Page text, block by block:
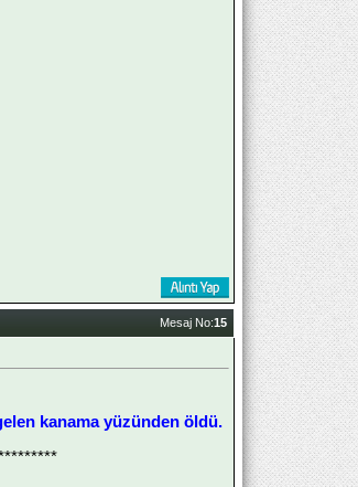
Mesaj No:15
kanama yüzünden öldü.